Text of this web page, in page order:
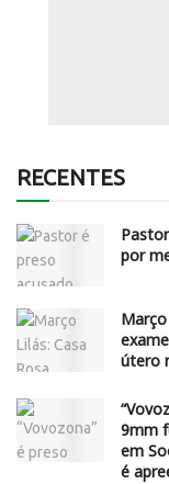
RECENTES
por
útero
9mm
em
é